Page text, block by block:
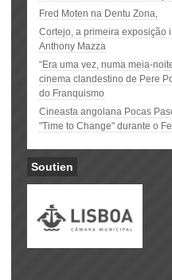
Fred Moten na Dentu Zona,
Cortejo, a primeira exposição
Anthony Mazza
“Era uma vez, numa meia-
cinema clandestino de Pere
do Franquismo
Cineasta angolana Pocas
"Time to Change" durante o
Soutien